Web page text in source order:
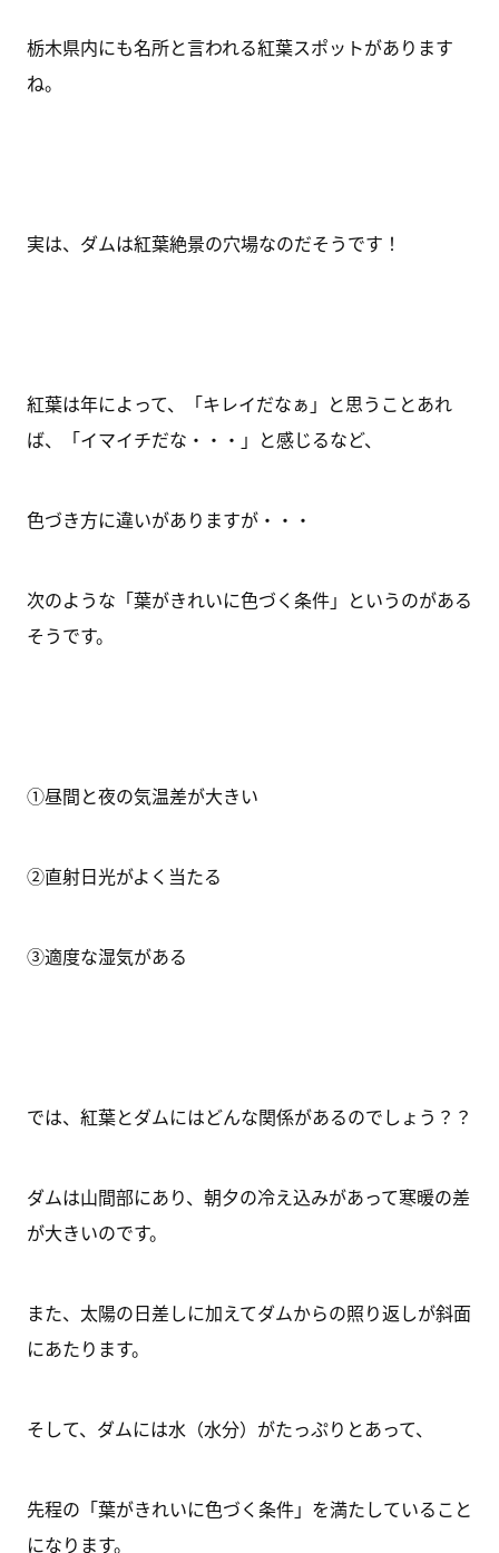
栃木県内にも名所と言われる紅葉スポットがあります
ね。
実は、ダムは紅葉絶景の穴場なのだそうです！
紅葉は年によって、「キレイだなぁ」と思うことあれ
ば、「イマイチだな・・・」と感じるなど、
色づき方に違いがありますが・・・
次のような「葉がきれいに色づく条件」というのがある
そうです。
①昼間と夜の気温差が大きい
②直射日光がよく当たる
③適度な湿気がある
では、紅葉とダムにはどんな関係があるのでしょう？？
ダムは山間部にあり、朝夕の冷え込みがあって寒暖の差
が大きいのです。
また、太陽の日差しに加えてダムからの照り返しが斜面
にあたります。
そして、ダムには水（水分）がたっぷりとあって、
先程の「葉がきれいに色づく条件」を満たしていること
になります。